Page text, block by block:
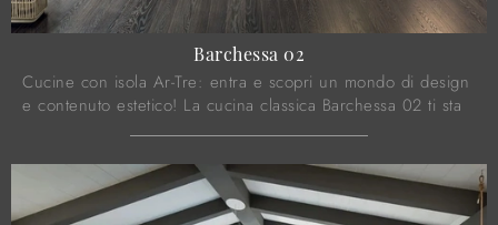
Barchessa 02
Cucine con isola Ar-Tre: entra e scopri un mondo di design
e contenuto estetico! La cucina classica Barchessa 02 ti sta